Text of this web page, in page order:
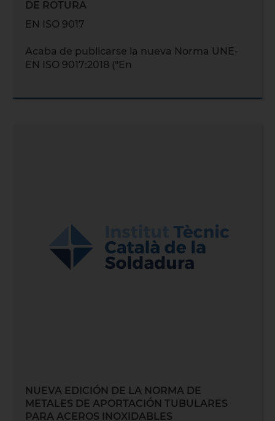
DE ROTURA
EN ISO 9017
Acaba de publicarse la nueva Norma UNE-
EN ISO 9017:2018 ("En
NUEVA EDICIÓN DE LA NORMA DE
METALES DE APORTACIÓN TUBULARES
PARA ACEROS INOXIDABLES